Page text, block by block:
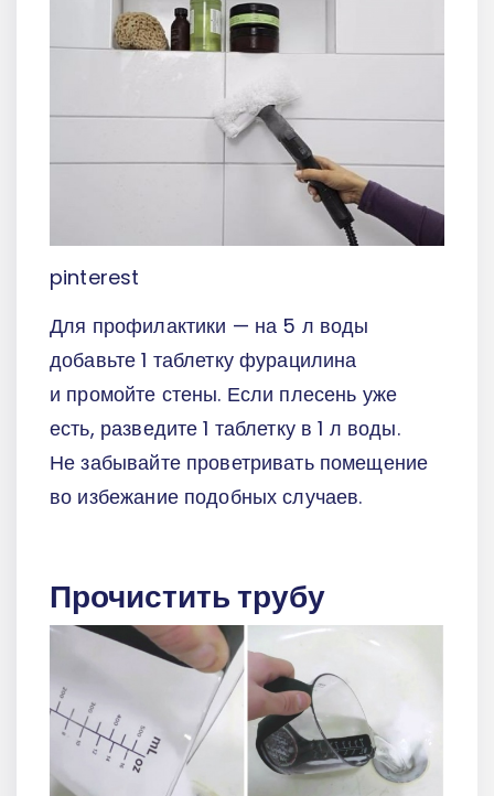
pinterest
Для профилактики — на 5 л воды
добавьте 1 таблетку фурацилина
и промойте стены. Если плесень уже
есть, разведите 1 таблетку в 1 л воды.
Не забывайте проветривать помещение
во избежание подобных случаев.
Прочистить трубу